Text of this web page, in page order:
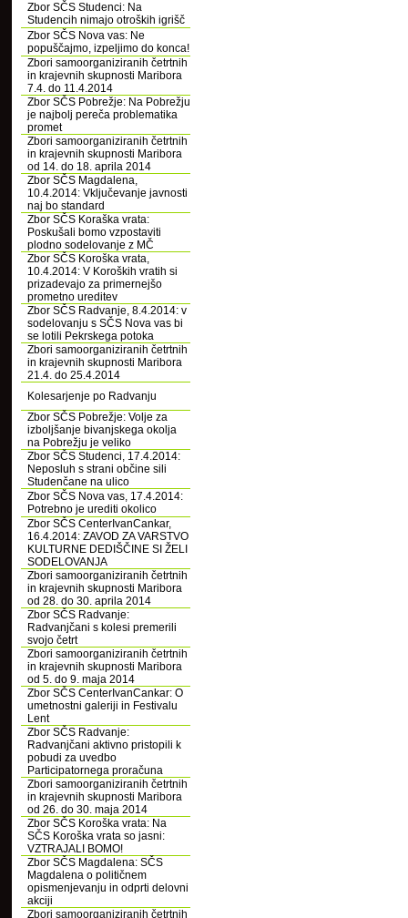
Zbor SČS Studenci: Na
Studencih nimajo otroških igrišč
Zbor SČS Nova vas: Ne
popuščajmo, izpeljimo do konca!
Zbori samoorganiziranih četrtnih
in krajevnih skupnosti Maribora
7.4. do 11.4.2014
Zbor SČS Pobrežje: Na Pobrežju
je najbolj pereča problematika
promet
Zbori samoorganiziranih četrtnih
in krajevnih skupnosti Maribora
od 14. do 18. aprila 2014
Zbor SČS Magdalena,
10.4.2014: Vključevanje javnosti
naj bo standard
Zbor SČS Koraška vrata:
Poskušali bomo vzpostaviti
plodno sodelovanje z MČ
Zbor SČS Koroška vrata,
10.4.2014: V Koroških vratih si
prizadevajo za primernejšo
prometno ureditev
Zbor SČS Radvanje, 8.4.2014: v
sodelovanju s SČS Nova vas bi
se lotili Pekrskega potoka
Zbori samoorganiziranih četrtnih
in krajevnih skupnosti Maribora
21.4. do 25.4.2014
Kolesarjenje po Radvanju
Zbor SČS Pobrežje: Volje za
izboljšanje bivanjskega okolja
na Pobrežju je veliko
Zbor SČS Studenci, 17.4.2014:
Neposluh s strani občine sili
Studenčane na ulico
Zbor SČS Nova vas, 17.4.2014:
Potrebno je urediti okolico
Zbor SČS CenterIvanCankar,
16.4.2014: ZAVOD ZA VARSTVO
KULTURNE DEDIŠČINE SI ŽELI
SODELOVANJA
Zbori samoorganiziranih četrtnih
in krajevnih skupnosti Maribora
od 28. do 30. aprila 2014
Zbor SČS Radvanje:
Radvanjčani s kolesi premerili
svojo četrt
Zbori samoorganiziranih četrtnih
in krajevnih skupnosti Maribora
od 5. do 9. maja 2014
Zbor SČS CenterIvanCankar: O
umetnostni galeriji in Festivalu
Lent
Zbor SČS Radvanje:
Radvanjčani aktivno pristopili k
pobudi za uvedbo
Participatornega proračuna
Zbori samoorganiziranih četrtnih
in krajevnih skupnosti Maribora
od 26. do 30. maja 2014
Zbor SČS Koroška vrata: Na
SČS Koroška vrata so jasni:
VZTRAJALI BOMO!
Zbor SČS Magdalena: SČS
Magdalena o političnem
opismenjevanju in odprti delovni
akciji
Zbori samoorganiziranih četrtnih